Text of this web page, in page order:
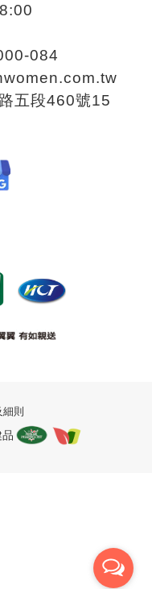
084
五段460號15
細則